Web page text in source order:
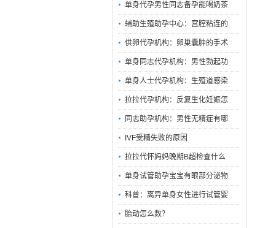
单身代孕男性同志备孕能喝奶茶
辅助生殖助孕中心：宫腔粘连的
供卵代孕机构：卵巢囊肿的手术
单身同志代孕机构：男性勃起功
单身人士代孕机构：生殖道感染
拉拉代孕机构：反复生化妊娠怎
同志助孕机构：男性无精症有哪
IVF受精失败的原因
拉拉代怀妈妈晚期B超检查什么
单身试管助孕宝宝有眼部分泌物
科普：离异单身女性进行试管婴
胎动怎么数？